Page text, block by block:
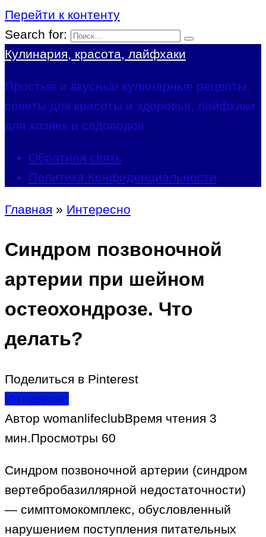
Перейти к контенту
Search for:
Кулинария, красота, лайфхаки
Простые и вкусные кулинарные рецепты,
советы для красоты и здоровья, лайфхаки
для хозяек и садоводов
Обратная связь
Политика Конфиденциальности
Главная » Интересно
Синдром позвоночной
артерии при шейном
остеохондрозе. Что
делать?
Поделиться в Pinterest
Интересно
Автор womanlifeclubВремя чтения 3
мин.Просмотры 60
Синдром позвоночной артерии (синдром
вертебробазиллярной недостаточности)
— симптомокомплекс, обусловленный
нарушением поступления питательных